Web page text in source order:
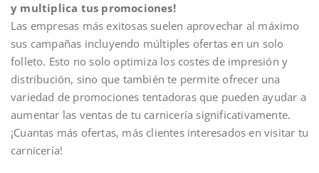
y multiplica tus promociones!
Las empresas más exitosas suelen aprovechar al máximo
sus campañas incluyendo múltiples ofertas en un solo
folleto. Esto no solo optimiza los costes de impresión y
distribución, sino que también te permite ofrecer una
variedad de promociones tentadoras que pueden ayudar a
aumentar las ventas de tu carnicería significativamente.
¡Cuantas más ofertas, más clientes interesados en visitar tu
carnicería!